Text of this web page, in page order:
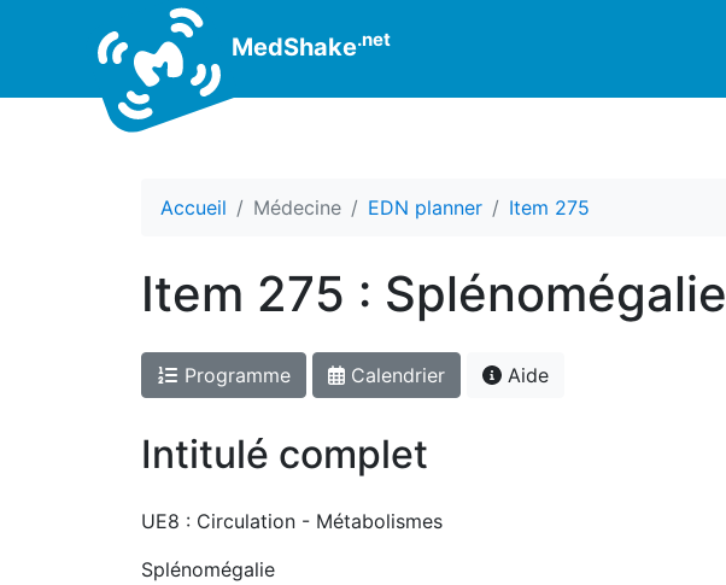
MedShake.net
Accueil Médecine EDN planner Item 275
Item 275 : Splénomégalie
Programme Calendrier Aide
Intitulé complet
UE8 : Circulation - Métabolismes
Splénomégalie